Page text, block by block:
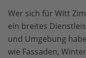
Wer sich für Witt
ein breites
und Umgebung
wie Fassaden,